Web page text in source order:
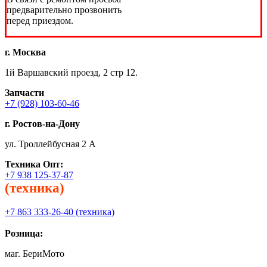
предварительно прозвонить
перед приездом.
г. Москва
1й Варшавский проезд, 2 стр 12.
Запчасти
+7 (928) 103-60-46
г. Ростов-на-Дону
ул. Троллейбусная 2 А
Техника Опт:
+7 938 125-37-87
(техника)
+7 863 333-26-40 (техника)
Розница:
маг. БериМото